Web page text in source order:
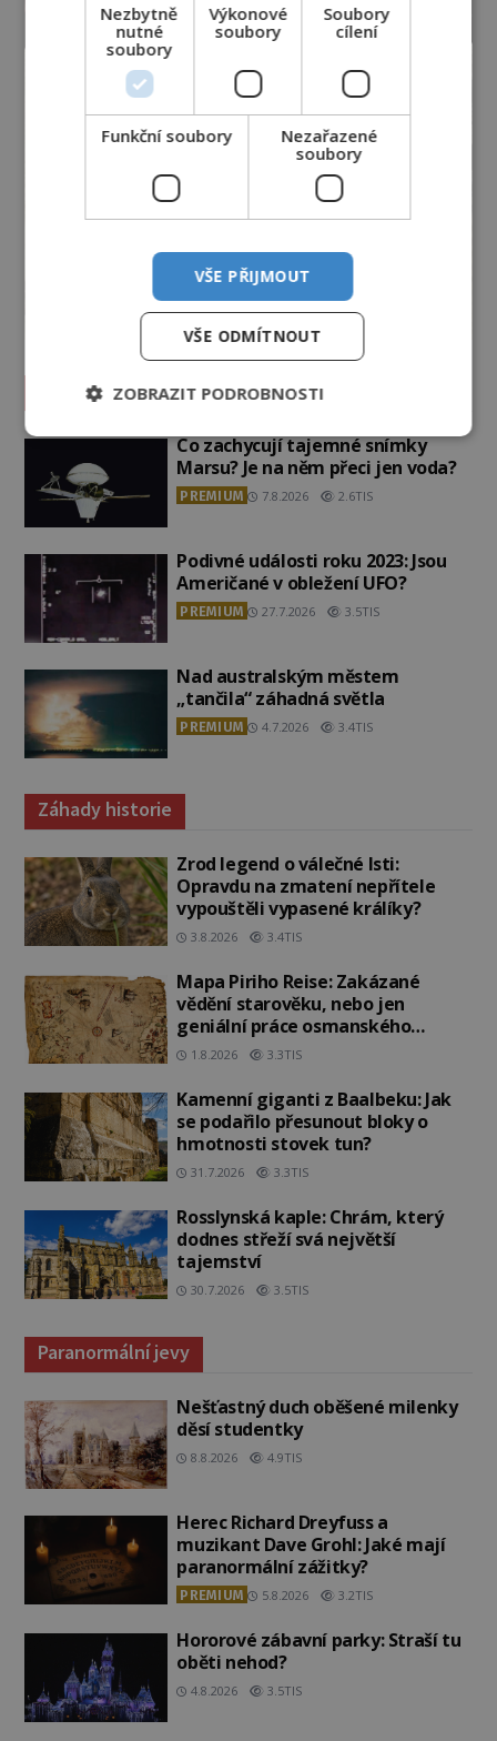
Vesmír a technologie
Co zachycují tajemné snímky
Marsu? Je na něm přeci jen voda?
PREMIUM 7.8.2026 2.6TIS
Podivné události roku 2023: Jsou
Američané v obležení UFO?
PREMIUM 27.7.2026 3.5TIS
Nad australským městem
„tančila“ záhadná světla
PREMIUM 4.7.2026 3.4TIS
Záhady historie
Zrod legend o válečné lsti:
Opravdu na zmatení nepřítele
vypouštěli vypasené králíky?
3.8.2026 3.4TIS
Mapa Piriho Reise: Zakázané
vědění starověku, nebo jen
geniální práce osmanského
admirála?
1.8.2026 3.3TIS
Kamenní giganti z Baalbeku: Jak
se podařilo přesunout bloky o
hmotnosti stovek tun?
31.7.2026 3.3TIS
Rosslynská kaple: Chrám, který
dodnes střeží svá největší
tajemství
30.7.2026 3.5TIS
Paranormální jevy
Nešťastný duch oběšené milenky
děsí studentky
8.8.2026 4.9TIS
Herec Richard Dreyfuss a
muzikant Dave Grohl: Jaké mají
paranormální zážitky?
PREMIUM 5.8.2026 3.2TIS
Hororové zábavní parky: Straší tu
oběti nehod?
4.8.2026 3.5TIS
Nezbytně
nutné
soubory
Výkonové
soubory
Soubory
cílení
Funkční soubory
Nezařazené
soubory
VŠE PŘIJMOUT
VŠE ODMÍTNOUT
ZOBRAZIT PODROBNOSTI